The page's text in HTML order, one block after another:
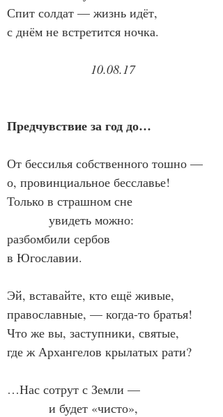
Спит солдат — жизнь идёт,
с днём не встретится ночка.
10.08.17
Предчувствие за год до…
От бессилья собственного тошно —
о, провинциальное бесславье!
Только в страшном сне
            увидеть можно:
разбомбили сербов
в Югославии.
Эй, вставайте, кто ещё живые,
православные, — когда-то братья!
Что же вы, заступники, святые,
где ж Архангелов крылатых рати?
…Нас сотрут с Земли —
            и будет «чисто»,